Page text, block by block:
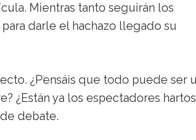
Mientras tanto seguirán los
darle el hachazo llegado su
¿Pensáis que todo puede ser
¿Están ya los espectadores
debate.